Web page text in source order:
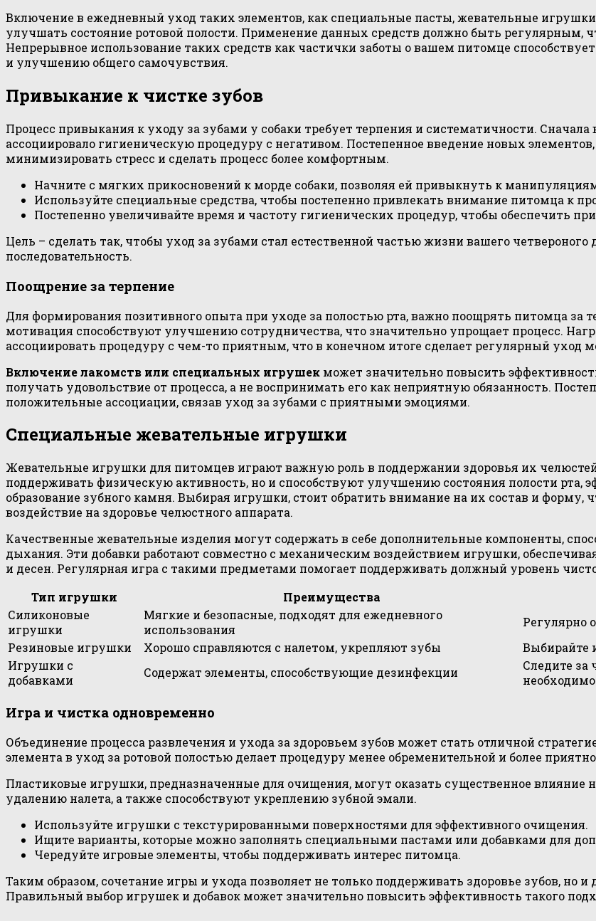
Включение в ежедневный уход таких элементов, как специальные пасты, жевательные игрушки
улучшать состояние ротовой полости. Применение данных средств должно быть регулярным,
Непрерывное использование таких средств как частички заботы о вашем питомце
и улучшению общего самочувствия.
Привыкание к чистке зубов
Процесс привыкания к уходу за зубами у собаки требует терпения и систематичности.
ассоциировало гигиеническую процедуру с негативом. Постепенное введение новых
минимизировать стресс и сделать процесс более комфортным.
Начните с мягких прикосновений к морде собаки, позволяя ей привыкнуть к
Используйте специальные средства, чтобы постепенно привлекать внимание питомца к
Постепенно увеличивайте время и частоту гигиенических процедур, чтобы обеспечить
Цель – сделать так, чтобы уход за зубами стал естественной частью жизни вашего
последовательность.
Поощрение за терпение
Для формирования позитивного опыта при уходе за полостью рта, важно поощрять питомца за
мотивация способствуют улучшению сотрудничества, что значительно упрощает процесс.
ассоциировать процедуру с чем-то приятным, что в конечном итоге сделает регулярный уход
Включение лакомств или специальных игрушек может значительно повысить
получать удовольствие от процесса, а не воспринимать его как неприятную обязанность.
положительные ассоциации, связав уход за зубами с приятными эмоциями.
Специальные жевательные игрушки
Жевательные игрушки для питомцев играют важную роль в поддержании здоровья их
поддерживать физическую активность, но и способствуют улучшению состояния полости рта,
образование зубного камня. Выбирая игрушки, стоит обратить внимание на их состав и форму,
воздействие на здоровье челюстного аппарата.
Качественные жевательные изделия могут содержать в себе дополнительные компоненты,
дыхания. Эти добавки работают совместно с механическим воздействием игрушки,
и десен. Регулярная игра с такими предметами помогает поддерживать должный уровень
Тип игрушки
Преимущества
Силиконовые
игрушки
Мягкие и безопасные, подходят для ежедневного
использования
Регулярно
Резиновые игрушки
Хорошо справляются с налетом, укрепляют зубы
Выбирайте
Игрушки с
добавками
Содержат элементы, способствующие дезинфекции
Следите за
Игра и чистка одновременно
Объединение процесса развлечения и ухода за здоровьем зубов может стать отличной
элемента в уход за ротовой полостью делает процедуру менее обременительной и более
Пластиковые игрушки, предназначенные для очищения, могут оказать существенное влияние
удалению налета, а также способствуют укреплению зубной эмали.
Используйте игрушки с текстурированными поверхностями для эффективного очищения.
Ищите варианты, которые можно заполнять специальными пастами или добавками для
Чередуйте игровые элементы, чтобы поддерживать интерес питомца.
Таким образом, сочетание игры и ухода позволяет не только поддерживать здоровье зубов, но
Правильный выбор игрушек и добавок может значительно повысить эффективность такого